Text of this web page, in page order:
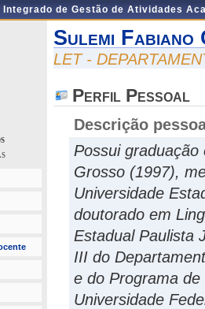
Integrado de Gestão de Atividades
Sulemi Fabiano
LET -
Perfil Pessoal
Descrição
Possui
Grosso (1997),
Universidade
doutorado em
Estadual Paulista
III do
e do Programa
Universidade